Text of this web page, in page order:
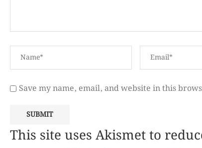
Save my name, email, and website in this
This site uses Akismet to